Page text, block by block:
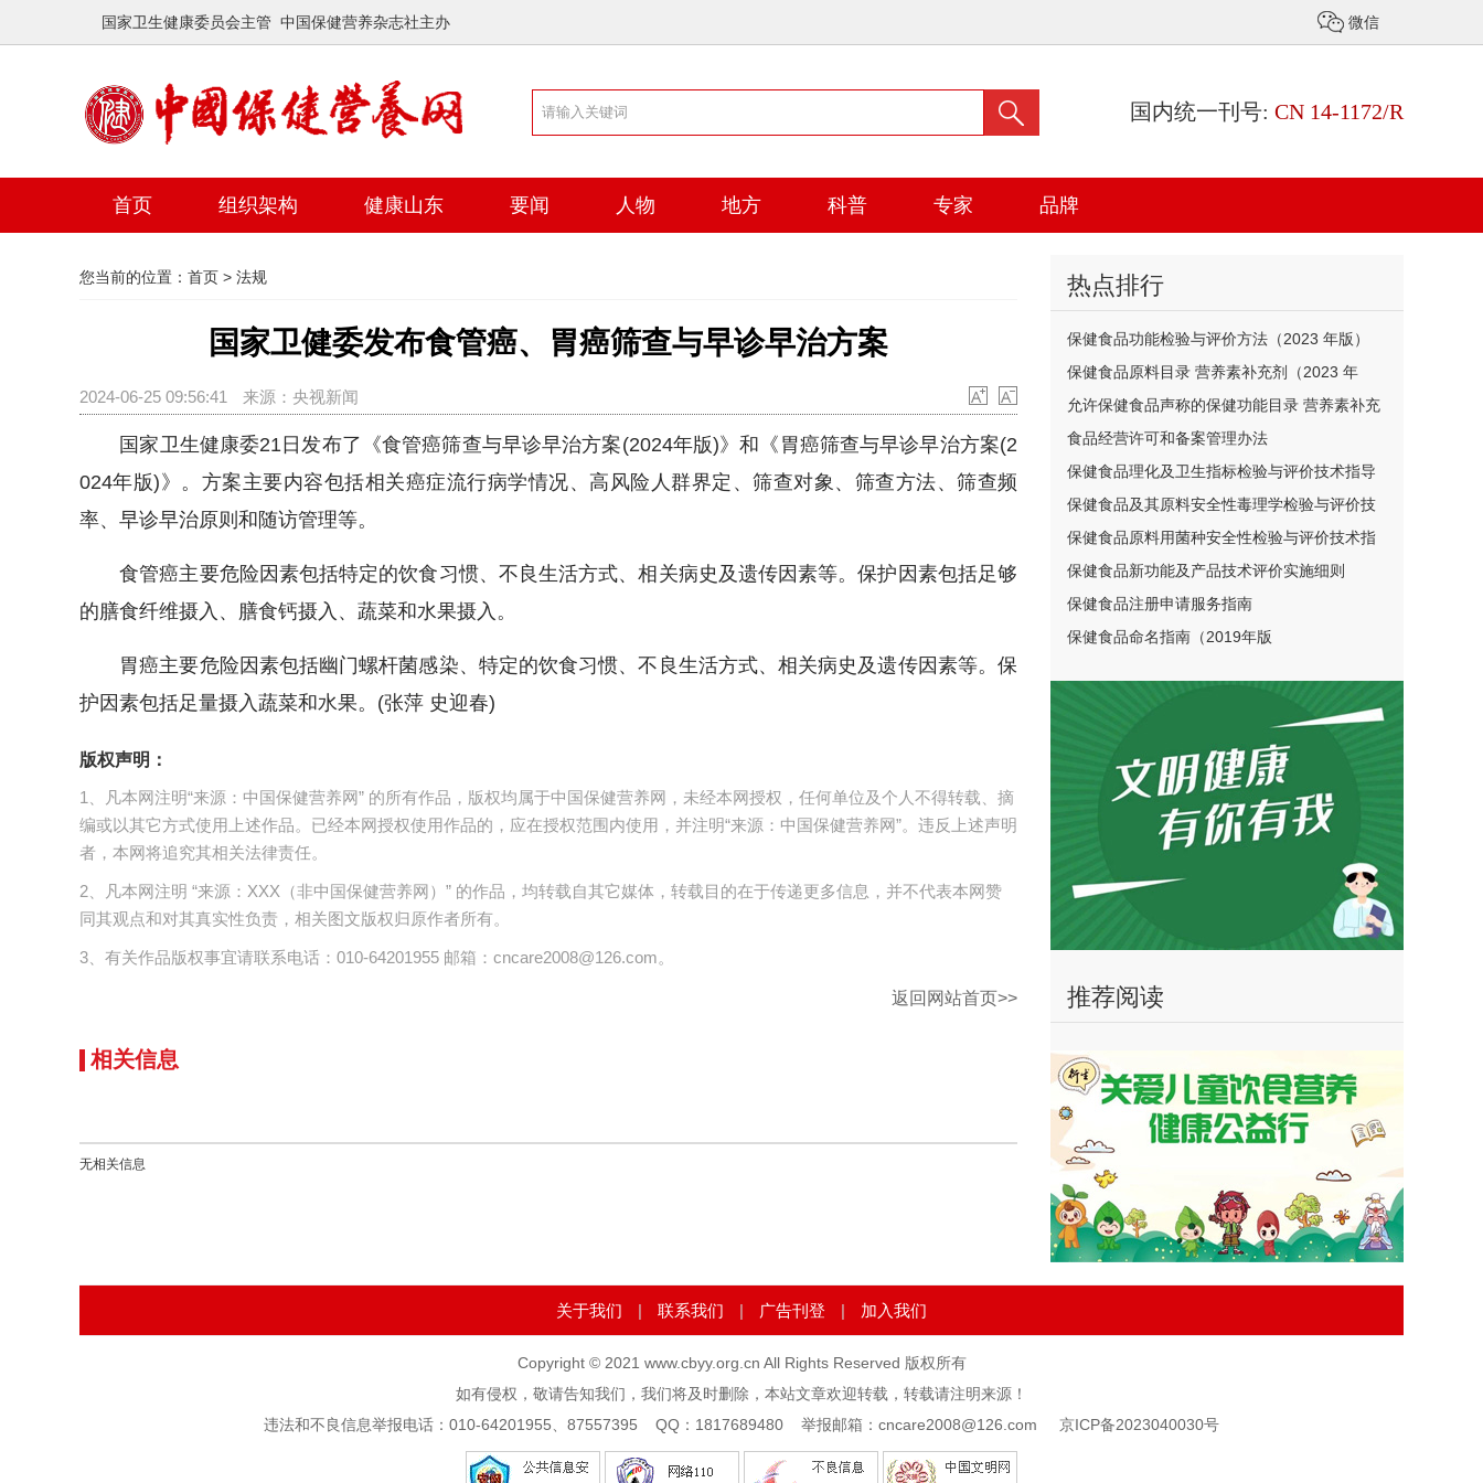
国家卫生健康委员会主管 中国保健营养杂志社主办 微信
国内统一刊号: CN 14-1172/R
首页 组织架构 健康山东 要闻 人物 地方 科普 专家 品牌
您当前的位置： 首页 > 法规
国家卫健委发布食管癌、胃癌筛查与早诊早治方案
2024-06-25 09:56:41 来源：央视新闻
国家卫生健康委21日发布了《食管癌筛查与早诊早治方案(2024年版)》和《胃癌筛查与早诊早治方案(2
024年版)》。方案主要内容包括相关癌症流行病学情况、高风险人群界定、筛查对象、筛查方法、筛查频
率、早诊早治原则和随访管理等。
食管癌主要危险因素包括特定的饮食习惯、不良生活方式、相关病史及遗传因素等。保护因素包括足够
的膳食纤维摄入、膳食钙摄入、蔬菜和水果摄入。
胃癌主要危险因素包括幽门螺杆菌感染、特定的饮食习惯、不良生活方式、相关病史及遗传因素等。保
护因素包括足量摄入蔬菜和水果。(张萍 史迎春)
版权声明：
1、凡本网注明“来源：中国保健营养网” 的所有作品，版权均属于中国保健营养网，未经本网授权，任何单位及个人不得转载、摘
编或以其它方式使用上述作品。已经本网授权使用作品的，应在授权范围内使用，并注明“来源：中国保健营养网”。违反上述声明
者，本网将追究其相关法律责任。
2、凡本网注明 “来源：XXX（非中国保健营养网）” 的作品，均转载自其它媒体，转载目的在于传递更多信息，并不代表本网赞
同其观点和对其真实性负责，相关图文版权归原作者所有。
3、有关作品版权事宜请联系电话：010-64201955 邮箱：cncare2008@126.com。
返回网站首页>>
相关信息
无相关信息
热点排行
保健食品功能检验与评价方法（2023 年版）
保健食品原料目录 营养素补充剂（2023 年
版）
允许保健食品声称的保健功能目录 营养素补充
剂（2023 年版）
食品经营许可和备案管理办法
保健食品理化及卫生指标检验与评价技术指导
原则（2020年版）
保健食品及其原料安全性毒理学检验与评价技
术指导原则（2020年版）
保健食品原料用菌种安全性检验与评价技术指
导原则（2020年版）
保健食品新功能及产品技术评价实施细则
保健食品注册申请服务指南
保健食品命名指南（2019年版
推荐阅读
关于我们 | 联系我们 | 广告刊登 | 加入我们
Copyright © 2021 www.cbyy.org.cn All Rights Reserved 版权所有
如有侵权，敬请告知我们，我们将及时删除，本站文章欢迎转载，转载请注明来源！
违法和不良信息举报电话：010-64201955、87557395 QQ：1817689480 举报邮箱：cncare2008@126.com 京ICP备2023040030号